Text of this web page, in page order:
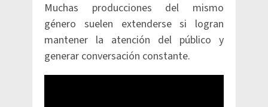
Muchas producciones del mismo
género suelen extenderse si logran
mantener la atención del público y
generar conversación constante.